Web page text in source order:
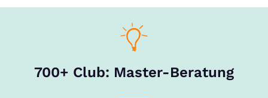
700+ Club: Master-Beratung